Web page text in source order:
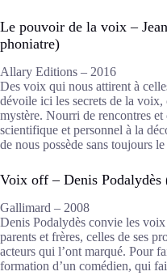
Le pouvoir de la voix –
phoniatre)
Allary Editions – 2016
Des voix qui nous attirent à
dévoile ici les secrets de la
mystère. Nourri de rencontres
scientifique et personnel à la
de nous possède sans toujours
Voix off – Denis Podalydès
Gallimard – 2008
Denis Podalydès convie les
parents et frères, celles de ses
acteurs qui l’ont marqué. Pour
formation d’un comédien, qui